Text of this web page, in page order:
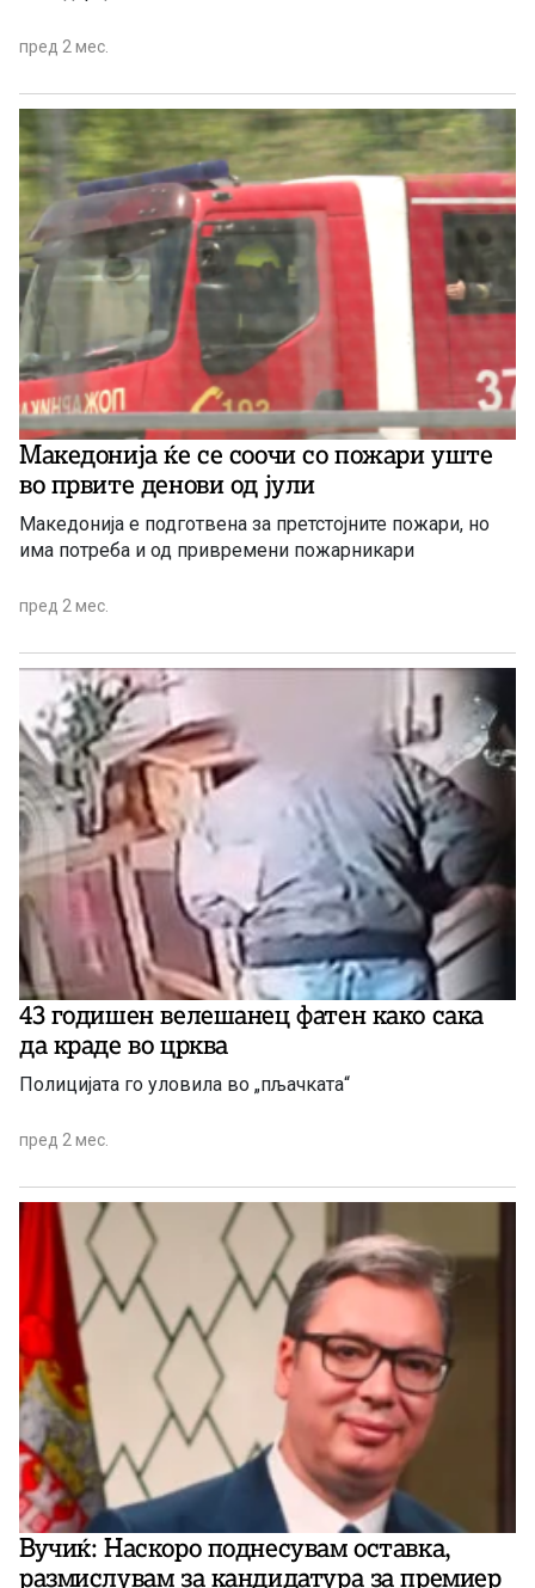
пред 2 мес.
Македонија ќе се соочи со пожари уште
во првите денови од јули
Македонија е подготвена за претстојните пожари, но
има потреба и од привремени пожарникари
пред 2 мес.
43 годишен велешанец фатен како сака
да краде во црква
Полицијата го уловила во „пљачката“
пред 2 мес.
Вучиќ: Наскоро поднесувам оставка,
размислувам за кандидатура за премиер